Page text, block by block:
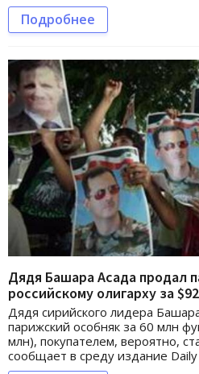
Подробнее
Дядя Башара Асада продал
российскому олигарху за
Дядя сирийского лидера
парижский особняк за 60 млн
млн), покупателем, вероятно,
сообщает в среду издание Daily